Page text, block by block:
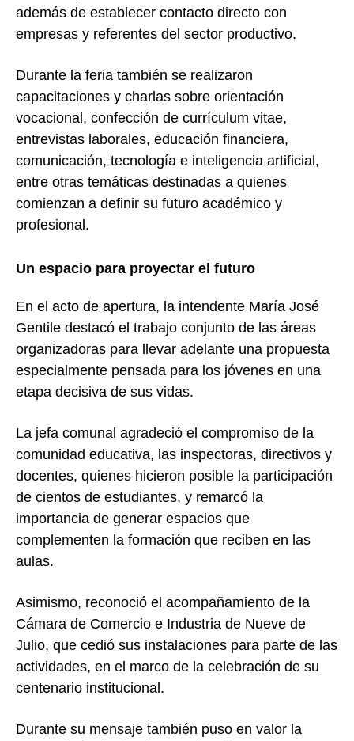
además de establecer contacto directo con
empresas y referentes del sector productivo.
Durante la feria también se realizaron
capacitaciones y charlas sobre orientación
vocacional, confección de currículum vitae,
entrevistas laborales, educación financiera,
comunicación, tecnología e inteligencia artificial,
entre otras temáticas destinadas a quienes
comienzan a definir su futuro académico y
profesional.
Un espacio para proyectar el futuro
En el acto de apertura, la intendente María José
Gentile destacó el trabajo conjunto de las áreas
organizadoras para llevar adelante una propuesta
especialmente pensada para los jóvenes en una
etapa decisiva de sus vidas.
La jefa comunal agradeció el compromiso de la
comunidad educativa, las inspectoras, directivos y
docentes, quienes hicieron posible la participación
de cientos de estudiantes, y remarcó la
importancia de generar espacios que
complementen la formación que reciben en las
aulas.
Asimismo, reconoció el acompañamiento de la
Cámara de Comercio e Industria de Nueve de
Julio, que cedió sus instalaciones para parte de las
actividades, en el marco de la celebración de su
centenario institucional.
Durante su mensaje también puso en valor la